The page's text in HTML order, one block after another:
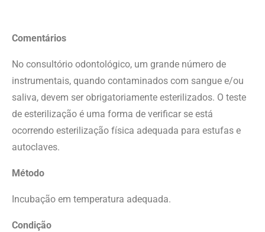
Comentários
No consultório odontológico, um grande número de
instrumentais, quando contaminados com sangue e/ou
saliva, devem ser obrigatoriamente esterilizados. O teste
de esterilização é uma forma de verificar se está
ocorrendo esterilização física adequada para estufas e
autoclaves.
Método
Incubação em temperatura adequada.
Condição